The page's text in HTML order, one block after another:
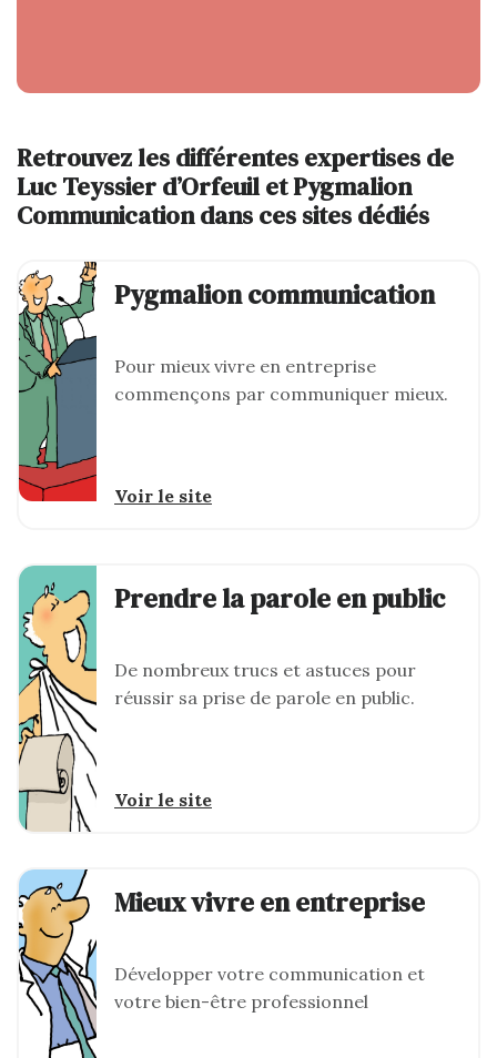
Retrouvez les différentes expertises de
Luc Teyssier d’Orfeuil et Pygmalion
Communication dans ces sites dédiés
Pygmalion communication
Pour mieux vivre en entreprise
commençons par communiquer mieux.
Voir le site
Prendre la parole en public
De nombreux trucs et astuces pour
réussir sa prise de parole en public.
Voir le site
Mieux vivre en entreprise
Développer votre communication et
votre bien-être professionnel